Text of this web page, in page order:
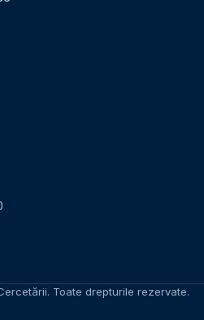
Toate drepturile rezervate.